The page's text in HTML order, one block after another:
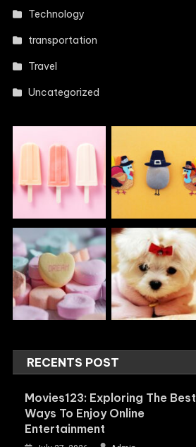
Technology
transportation
Travel
Uncategorized
RECENTS POST
Movies123: Exploring The Best
Ways To Enjoy Online
Entertainment